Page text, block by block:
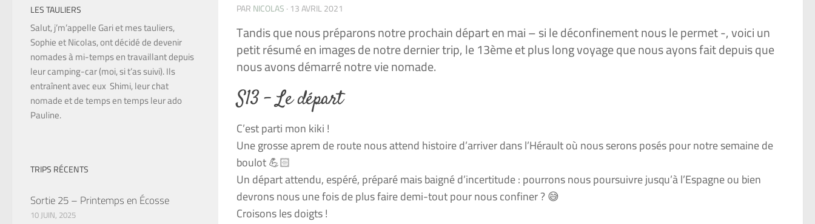
PARNICOLAS· 13 AVRIL 2021
Tandis que nous préparons notre prochain départ en mai – si le déconfinement nous le permet -, voici un
petit résumé en images de notre dernier trip, le 13ème et plus long voyage que nous ayons fait depuis que
nous avons démarré notre vie nomade.
S13 – Le départ
C’est parti mon kiki !
Une grosse aprem de route nous attend histoire d’arriver dans l’Hérault où nous serons posés pour notre semaine de
boulot 💪🏻
Un départ attendu, espéré, préparé mais baigné d’incertitude : pourrons nous poursuivre jusqu’à l’Espagne ou bien
devrons nous une fois de plus faire demi-tout pour nous confiner ? 😅
Croisons les doigts !
LES TAULIERS
Salut, j’m’appelle Gari et mes tauliers,
Sophie et Nicolas, ont décidé de devenir
nomades à mi-temps en travaillant depuis
leur camping-car (moi, si t’as suivi). Ils
entraînent avec eux Shimi, leur chat
nomade et de temps en temps leur ado
Pauline.
TRIPS RÉCENTS
Sortie 25 – Printemps en Écosse
10 JUIN, 2025